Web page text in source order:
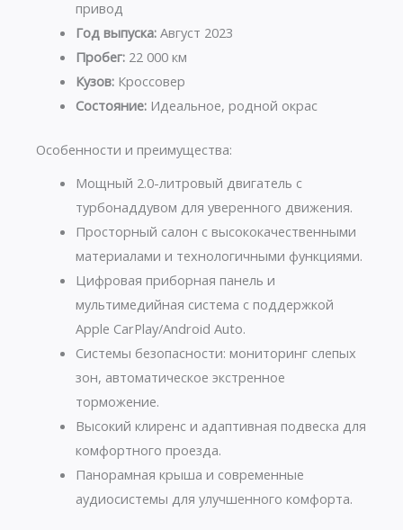
привод
Год выпуска:Август 2023
Пробег:22 000 км
Кузов:Кроссовер
Состояние:Идеальное, родной окрас
Особенности и преимущества:
Мощный 2.0-литровый двигатель с
турбонаддувом для уверенного движения.
Просторный салон с высококачественными
материалами и технологичными функциями.
Цифровая приборная панель и
мультимедийная система с поддержкой
Apple CarPlay/Android Auto.
Системы безопасности: мониторинг слепых
зон, автоматическое экстренное
торможение.
Высокий клиренс и адаптивная подвеска для
комфортного проезда.
Панорамная крыша и современные
аудиосистемы для улучшенного комфорта.